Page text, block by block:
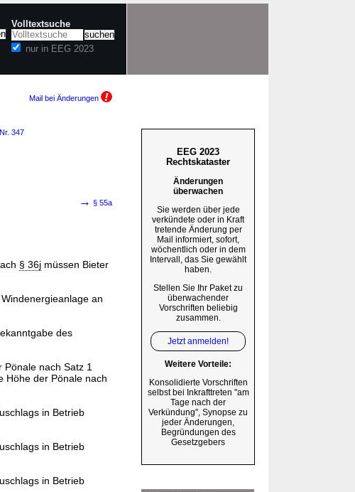
Volltextsuche
nur in EEG 2023
Mail bei Änderungen
347
→ § 55a
§ 36j müssen Bieter
an
des
nach Satz 1
Höhe der Pönale nach
in Betrieb
in Betrieb
in Betrieb
EEG 2023
Rechtskataster
Änderungen
überwachen
Sie werden über jede
verkündete oder in Kraft
tretende Änderung per
Mail informiert, sofort,
wöchentlich oder in dem
Intervall, das Sie gewählt
haben.
Stellen Sie Ihr Paket zu
überwachender
Vorschriften beliebig
zusammen.
Jetzt anmelden!
Weitere Vorteile:
Konsolidierte Vorschriften
selbst bei Inkrafttreten "am
Tage nach der
Verkündung", Synopse zu
jeder Änderungen,
Begründungen des
Gesetzgebers